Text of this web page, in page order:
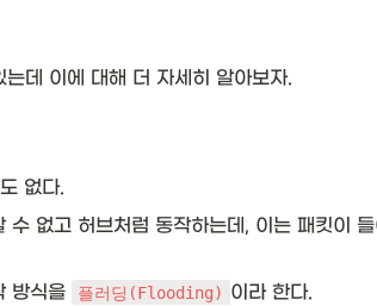
데 이에 대해 더 자세히 알아보자.
없다.
없고 허브처럼 동작하는데, 이는 패킷이
방식을
플러딩(Flooding) 이라 한다.